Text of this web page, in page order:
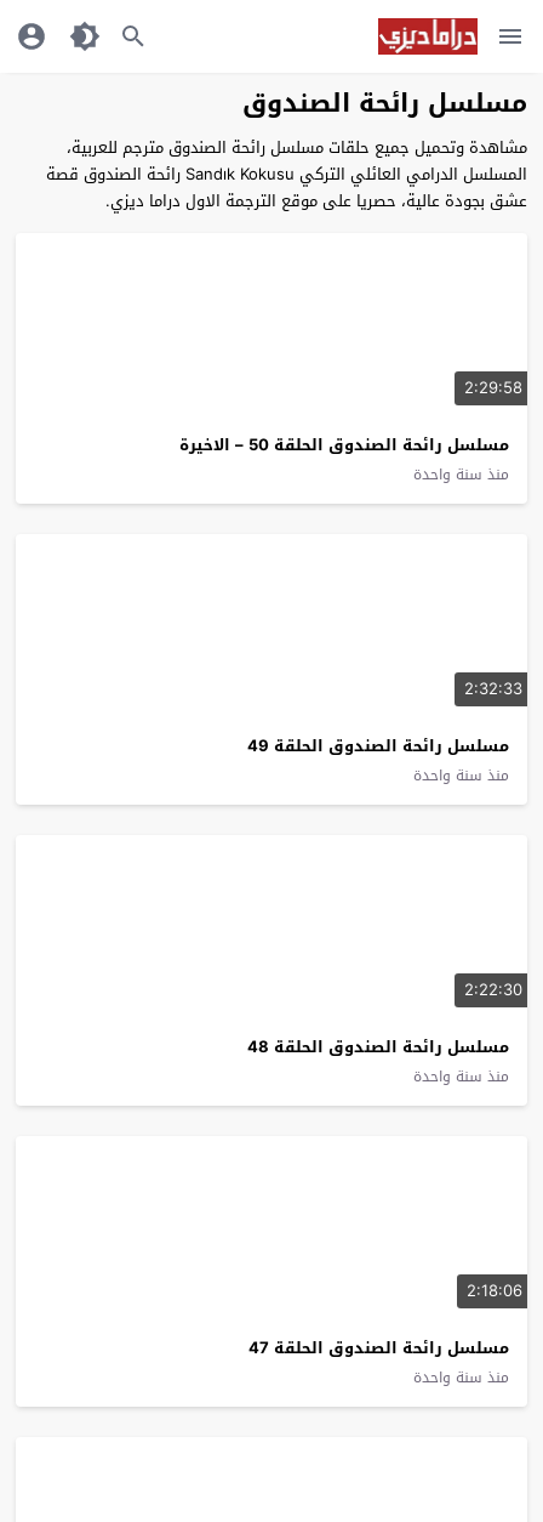
مسلسل رائحة الصندوق
مشاهدة وتحميل جميع حلقات مسلسل رائحة الصندوق مترجم للعربية،
المسلسل الدرامي العائلي التركي Sandık Kokusu رائحة الصندوق قصة
عشق بجودة عالية، حصريا على موقع الترجمة الاول دراما ديزي.
2:29:58
مسلسل رائحة الصندوق الحلقة 50 – الاخيرة
منذ سنة واحدة
2:32:33
مسلسل رائحة الصندوق الحلقة 49
منذ سنة واحدة
2:22:30
مسلسل رائحة الصندوق الحلقة 48
منذ سنة واحدة
2:18:06
مسلسل رائحة الصندوق الحلقة 47
منذ سنة واحدة